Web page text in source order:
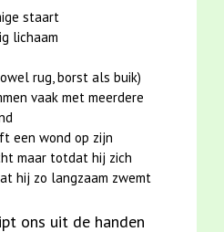
staart
lichaam
rug, borst als buik)
vaak met meerdere
een wond op zijn
maar totdat hij zich
hij zo langzaam zwemt
ons uit de handen